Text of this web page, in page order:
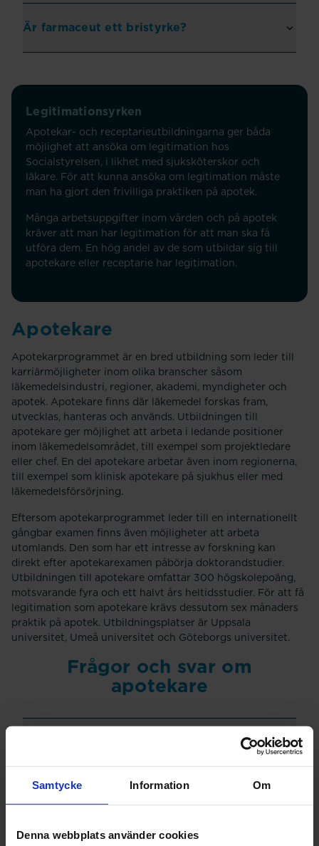
Samtycke Information Om
Denna webbplats använder cookies
Är farmaceut ett bristyrke?
Legitimationsyrken
Apotekar- och receptarieutbildningarna ger båda
möjlighet att ansöka om legitimation hos
Socialstyrelsen, i likhet med sjuksköterskor och
läkare. För att kunna ansöka om legitimation måste
man ha gjort den frivilliga praktiken på apotek.
Många arbetsuppgifter inom vården och på apotek
kräver att man har legitimation för att man ska få
utföra dem. En hög andel av de som utbildar sig till
apotekare eller receptarie har legitimation.
Apotekare
Apotekarprogrammet är en bred utbildning som leder till
karriärmöjligheter inom olika branscher såsom
läkemedelsindustri, regioner, akademi, myndigheter och
apotek. Apotekare finns där läkemedel forskas fram,
utvecklas, hanteras och används. Utbildningen till
apotekare ger möjlighet att arbeta i ledande positioner
inom läkemedelsområdet, till exempel som projektledare
eller chef. En del apotekare arbetar även inom regionerna,
till exempel som klinisk apotekare på sjukhus eller med
läkemedelsförsörjning.
Eftersom apotekarprogrammet leder till en internationellt
gångbar examen finns även möjligheter att arbeta
utomlands. Den som har ett intresse av forskning kan
direkt efter apotekarexamen påbörja doktorandstudier.
Utbildningen till apotekare omfattar 300 högskolepoäng,
motsvarande fyra och ett halvt års heltidsstudier. För att få
legitimation som apotekare krävs dessutom sex månaders
praktik på apotek. Utbildningsplatser är Uppsala
universitet, Umeå universitet och Göteborgs universitet.
Frågor och svar om
apotekare
Är det värt att bli apotekare?
Hur lätt är det att få jobb som apotekare?